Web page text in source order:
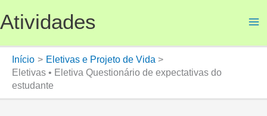
para
conteúdo
Atividades
Início
Eletivas e Projeto de Vida
Eletivas • Eletiva Questionário de expectativas do
estudante